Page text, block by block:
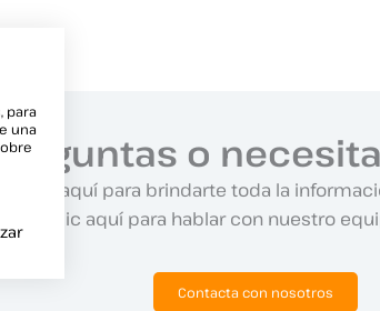
o
aquí para brindarte toda la
Haz clic aquí para hablar con nuestro
Contacta con nosotros
para
una